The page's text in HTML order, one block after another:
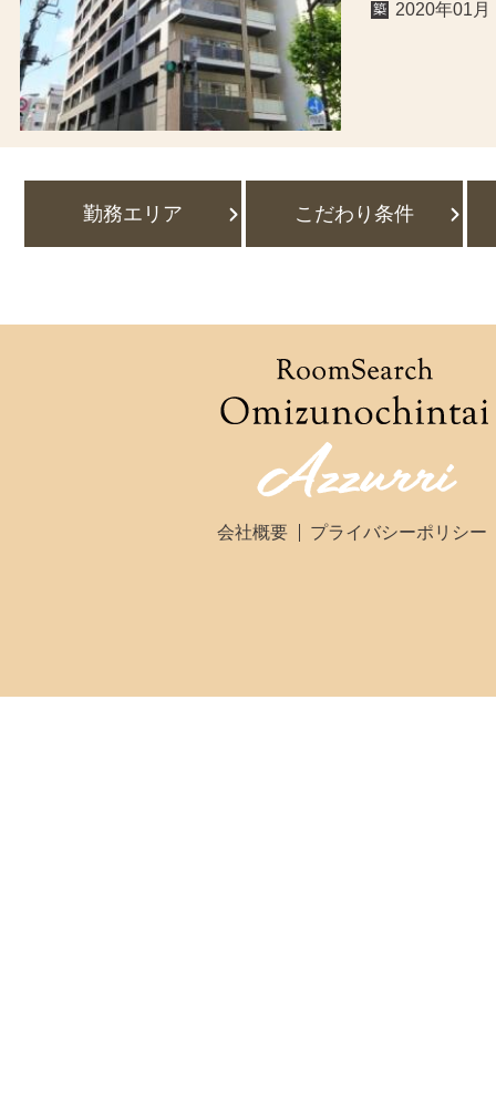
2020年01月
勤務エリア こだわり条件
会社概要 プライバシーポリシー